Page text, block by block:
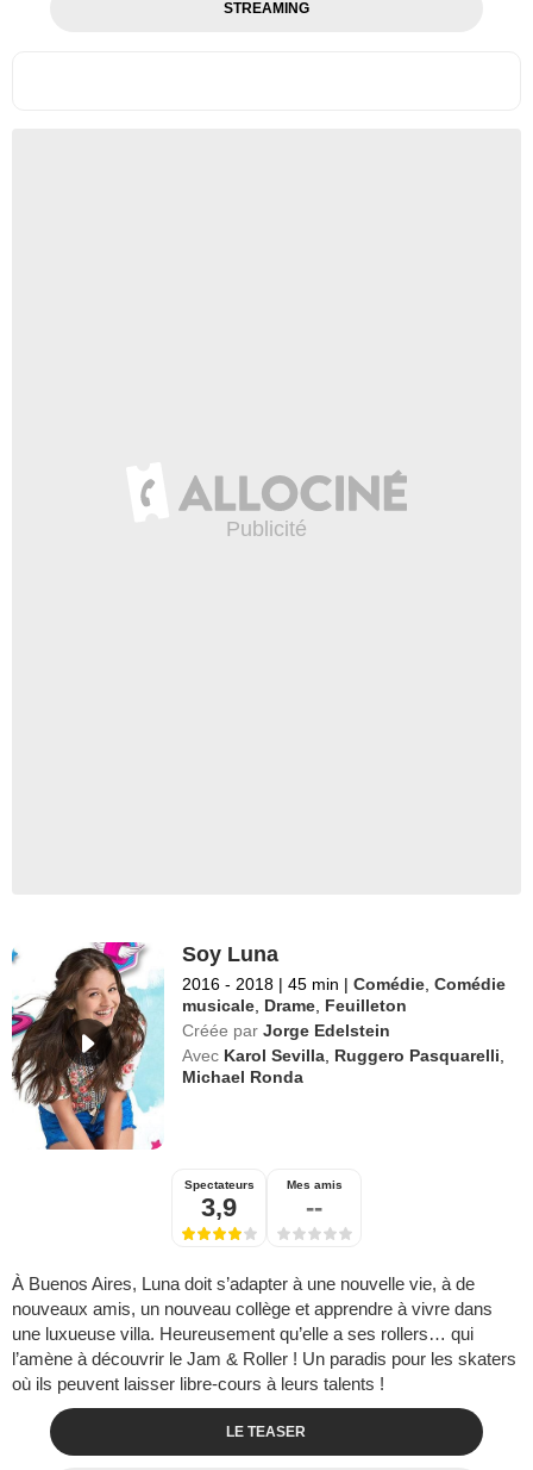
STREAMING
Soy Luna
2016 - 2018 | 45 min | Comédie ,Comédie
musicale Drame Feuilleton
Créée par Jorge Edelstein
Avec Karol Sevilla Ruggero Pasquarelli
Michael Ronda
Spectateurs
3,9
Mes amis
--
À Buenos Aires, Luna doit s’adapter à une nouvelle vie, à de
nouveaux amis, un nouveau collège et apprendre à vivre dans
une luxueuse villa. Heureusement qu’elle a ses rollers… qui
l’amène à découvrir le Jam & Roller ! Un paradis pour les skaters
où ils peuvent laisser libre-cours à leurs talents !
LE TEASER